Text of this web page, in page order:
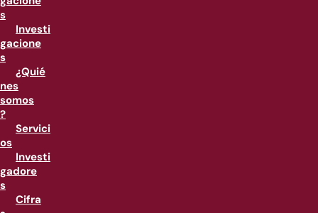
s
Investi
gacione
s
¿Quié
nes
somos
?
Servici
os
Investi
gadore
s
Cifra